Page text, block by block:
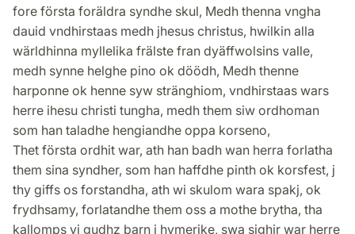
fore första foräldra syndhe skul, Medh thenna vngha
dauid vndhirstaas medh jhesus christus, hwilkin alla
wärldhinna myllelika frälste fran dyäffwolsins valle,
medh synne helghe pino ok döödh, Medh thenne
harponne ok henne syw stränghiom, vndhirstaas wars
herre ihesu christi tungha, medh them siw ordhoman
som han taladhe hengiandhe oppa korseno,
Thet första ordhit war, ath han badh wan herra forlatha
them sina syndher, som han haffdhe pinth ok korsfest, j
thy giffs os forstandha, ath wi skulom wara spakj, ok
frydhsamy, forlatandhe them oss a mothe brytha, tha
kallomps vj gudhz barn j hymerike, swa sighir war herre